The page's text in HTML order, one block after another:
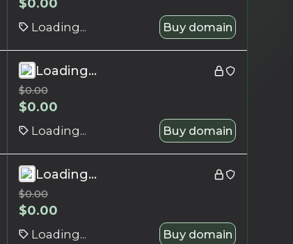
$0.00
Loading... Buy domain
Loading...
$0.00
$0.00
Loading... Buy domain
Loading...
$0.00
$0.00
Loading... Buy domain